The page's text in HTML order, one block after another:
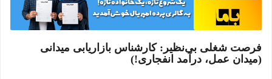
فرصت شغلی بی‌نظیر: کارشناس بازاریابی میدانی
(میدان عمل، درآمد انفجاری!)